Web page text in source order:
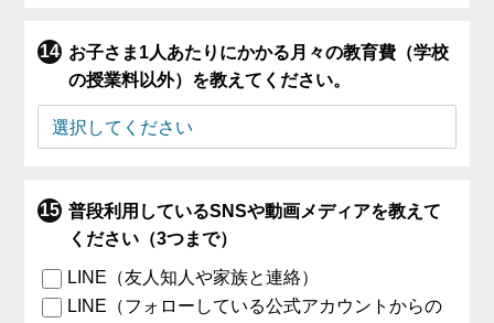
お子さま1人あたりにかかる月々の教育費（学校
の授業料以外）を教えてください。
普段利用しているSNSや動画メディアを教えて
ください（3つまで）
LINE（友人知人や家族と連絡）
LINE（フォローしている公式アカウントからの